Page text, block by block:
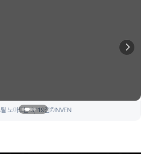
트 로얄은 8,872점©INVEN